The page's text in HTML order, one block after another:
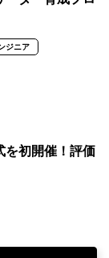
ジニア
を初開催！評価